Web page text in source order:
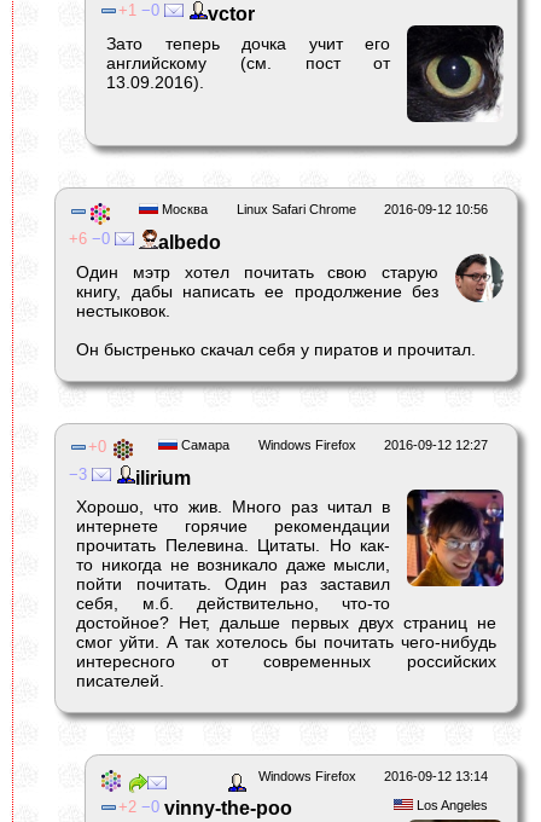
1 0 vctor
Зато теперь дочка учит его
английскому (см. пост от
13.09.2016).
2016-09-12 10:56
Linux Safari Chrome
Москва
6 0 albedо
Один мэтр хотел почитать свою старую
книгу, дабы написать ее продолжение без
нестыковок.
Он быстренько скачал себя у пиратов и прочитал.
2016-09-12 12:27
Windows Firefox
Самара
0
3
ilirium
Хорошо, что жив. Много раз читал в
интернете горячие рекомендации
прочитать Пелевина. Цитаты. Но как-
то никогда не возникало даже мысли,
пойти почитать. Один раз заставил
себя, м.б. действительно, что-то
достойное? Нет, дальше первых двух страниц не
смог уйти. А так хотелось бы почитать чего-нибудь
интересного от современных российских
писателей.
2016-09-12 13:14
Windows Firefox
Los Angeles
2 0 vinny-the-poo